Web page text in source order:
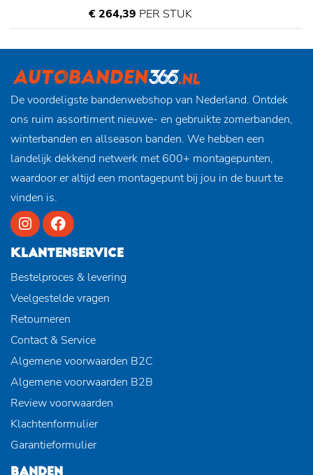
€ 264,39 PER STUK
De voordeligste bandenwebshop van Nederland. Ontdek
ons ruim assortiment nieuwe- en gebruikte zomerbanden,
winterbanden en allseason banden. We hebben een
landelijk dekkend netwerk met 600+ montagepunten,
waardoor er altijd een montagepunt bij jou in de buurt te
vinden is.
KLANTENSERVICE
Bestelproces & levering
Veelgestelde vragen
Retourneren
Contact & Service
Algemene voorwaarden B2C
Algemene voorwaarden B2B
Review voorwaarden
Klachtenformulier
Garantieformulier
BANDEN